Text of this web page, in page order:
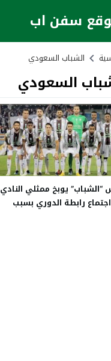
سفن اب
الشباب السعودي
السعودي
“الشباب” يوبخ ممثلي النادي
رابطة الدوري بسبب